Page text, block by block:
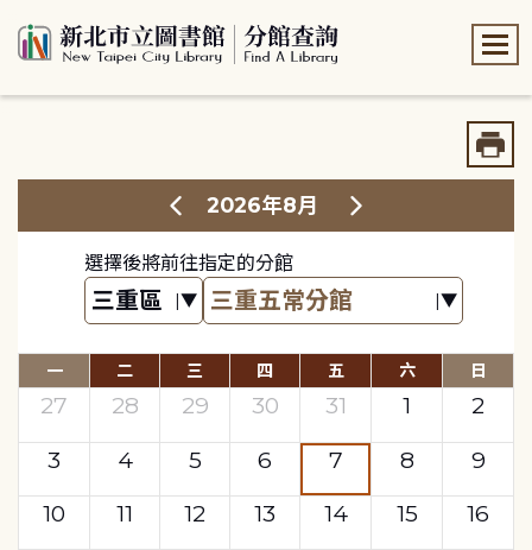
2026年8月
選擇後將前往指定的分館
一 二 三 四 五 六 日
27 28 29 30 31 1
2
3
4 5 6 7 8
9
10
11 12 13 14 15
16